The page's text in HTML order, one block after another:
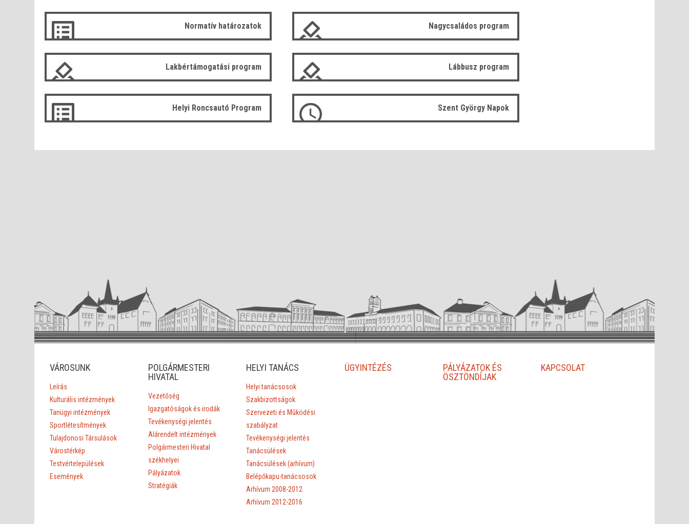
Normatív határozatok Nagycsaládos program
Lakbértámogatási program Lábbusz program
Helyi Roncsautó Program Szent György Napok
VÁROSUNK
Leírás
Kulturális intézmények
Tanügyi intézmények
Sportlétesítmények
Tulajdonosi Társulások
Várostérkép
Testvértelepülések
Események
POLGÁRMESTERI
HIVATAL
Vezetőség
Igazgatóságok és irodák
Tevékenységi jelentés
Alárendelt intézmények
Polgármesteri Hivatal
székhelyei
Pályázatok
Stratégiák
HELYI TANÁCS
Helyi tanácsosok
Szakbizottságok
Szervezeti és Működési
szabályzat
Tevékenységi jelentés
Tanácsülések
Tanácsülések (arhívum)
Belépőkapu-tanácsosok
Arhívum 2008-2012
Arhívum 2012-2016
ÜGYINTÉZÉS
PÁLYÁZATOK ÉS
ÖSZTÖNDÍJAK
KAPCSOLAT